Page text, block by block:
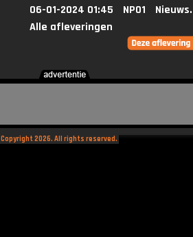
06-01-2024 01:45 NPO1
Alle afleveringen
Copyright 2026. All rights reserved.